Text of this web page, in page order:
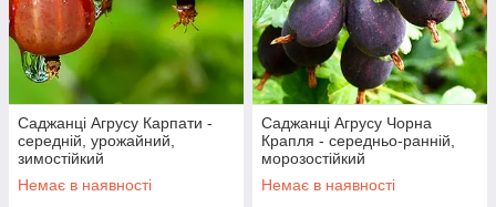
Саджанці Агрусу Карпати -
середній, урожайний,
зимостійкий
Немає в наявності
Саджанці Агрусу Чорна
Крапля - середньо-ранній,
морозостійкий
Немає в наявності